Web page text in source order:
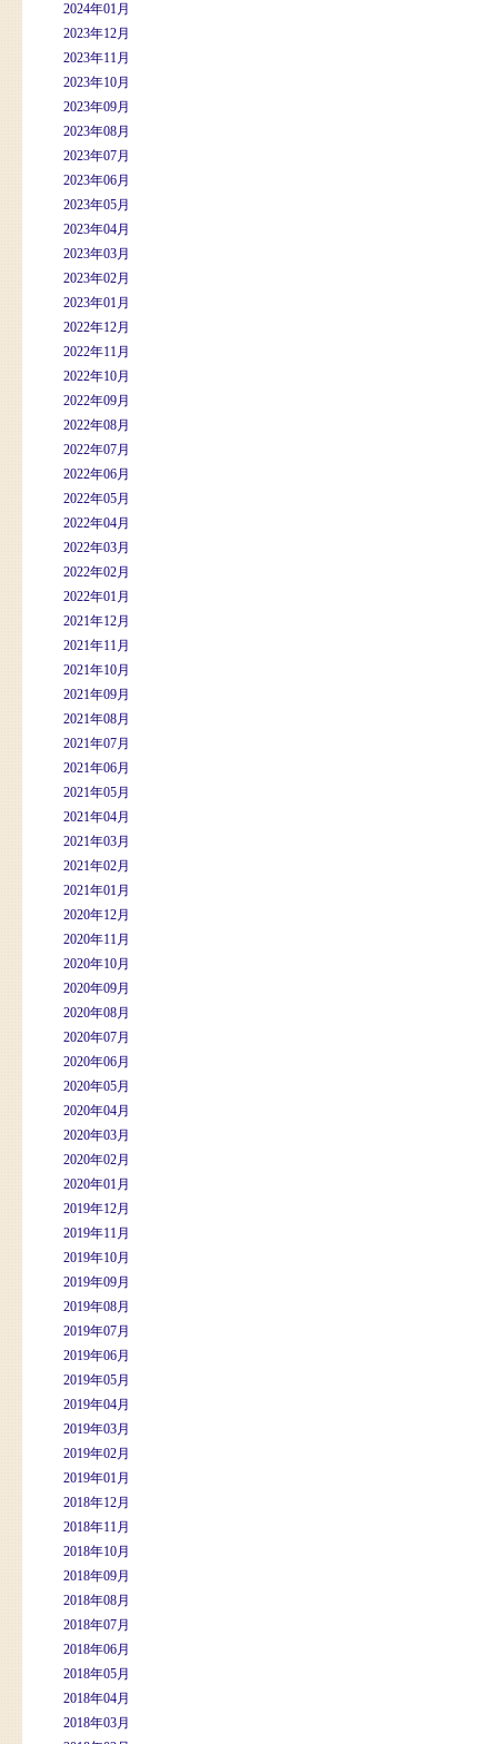
2024年01月
2023年12月
2023年11月
2023年10月
2023年09月
2023年08月
2023年07月
2023年06月
2023年05月
2023年04月
2023年03月
2023年02月
2023年01月
2022年12月
2022年11月
2022年10月
2022年09月
2022年08月
2022年07月
2022年06月
2022年05月
2022年04月
2022年03月
2022年02月
2022年01月
2021年12月
2021年11月
2021年10月
2021年09月
2021年08月
2021年07月
2021年06月
2021年05月
2021年04月
2021年03月
2021年02月
2021年01月
2020年12月
2020年11月
2020年10月
2020年09月
2020年08月
2020年07月
2020年06月
2020年05月
2020年04月
2020年03月
2020年02月
2020年01月
2019年12月
2019年11月
2019年10月
2019年09月
2019年08月
2019年07月
2019年06月
2019年05月
2019年04月
2019年03月
2019年02月
2019年01月
2018年12月
2018年11月
2018年10月
2018年09月
2018年08月
2018年07月
2018年06月
2018年05月
2018年04月
2018年03月